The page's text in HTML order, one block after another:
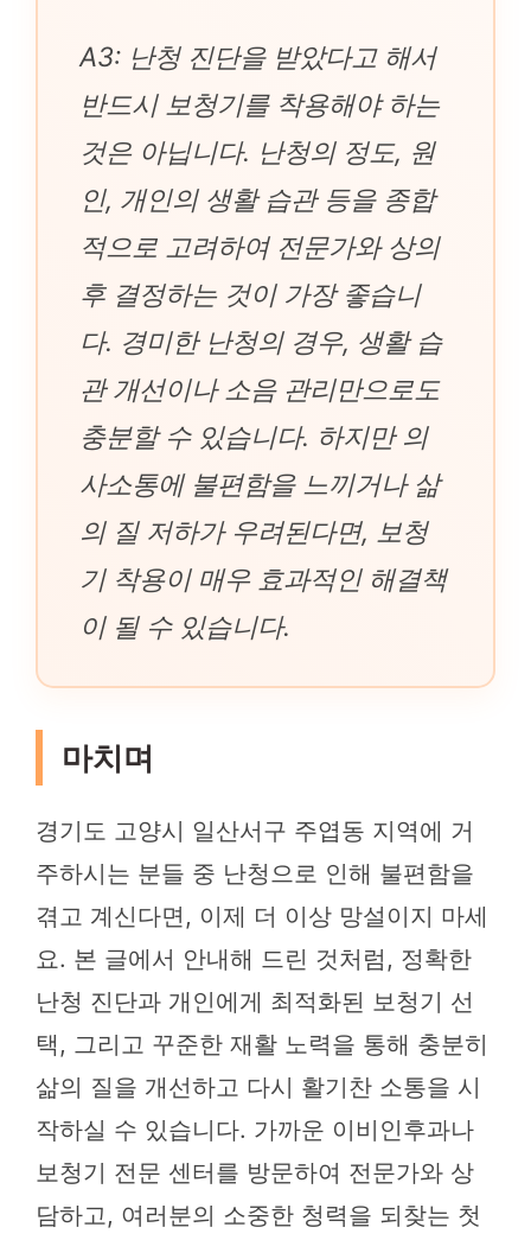
A3: 난청 진단을 받았다고 해서
반드시 보청기를 착용해야 하는
것은 아닙니다. 난청의 정도, 원
인, 개인의 생활 습관 등을 종합
적으로 고려하여 전문가와 상의
후 결정하는 것이 가장 좋습니
다. 경미한 난청의 경우, 생활 습
관 개선이나 소음 관리만으로도
충분할 수 있습니다. 하지만 의
사소통에 불편함을 느끼거나 삶
의 질 저하가 우려된다면, 보청
기 착용이 매우 효과적인 해결책
이 될 수 있습니다.
마치며
경기도 고양시 일산서구 주엽동 지역에 거
주하시는 분들 중 난청으로 인해 불편함을
겪고 계신다면, 이제 더 이상 망설이지 마세
요. 본 글에서 안내해 드린 것처럼, 정확한
난청 진단과 개인에게 최적화된 보청기 선
택, 그리고 꾸준한 재활 노력을 통해 충분히
삶의 질을 개선하고 다시 활기찬 소통을 시
작하실 수 있습니다. 가까운 이비인후과나
보청기 전문 센터를 방문하여 전문가와 상
담하고, 여러분의 소중한 청력을 되찾는 첫